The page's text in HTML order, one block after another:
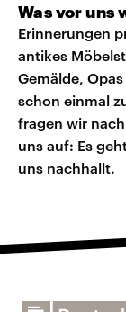
Was vor uns
Erinnerungen
antikes
Gemälde,
schon einmal
fragen wir
uns auf: Es
uns nachhallt.